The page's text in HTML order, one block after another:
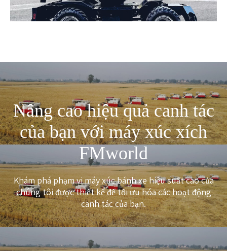
Nâng cao hiệu quả canh tác
của bạn với máy xúc xích
FMworld
Khám phá phạm vi máy xúc bánh xe hiệu suất cao của
chúng tôi được thiết kế để tối ưu hóa các hoạt động
canh tác của bạn.